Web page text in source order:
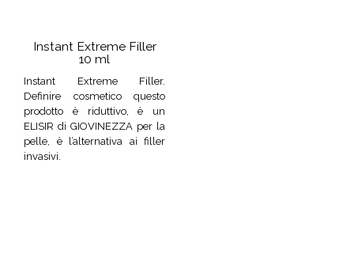
Instant Extreme Filler
10 ml
Instant Extreme Filler.
Definire cosmetico questo
prodotto è riduttivo, è un
ELISIR di GIOVINEZZA per la
pelle, è l’alternativa ai filler
invasivi.